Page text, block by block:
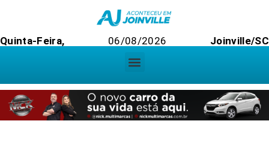
Quinta-Feira, 06/08/2026 Joinville/SC